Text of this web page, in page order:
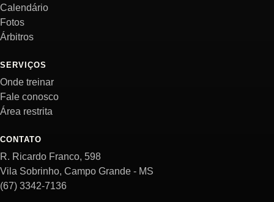
Calendário
Fotos
Árbitros
SERVIÇOS
Onde treinar
Fale conosco
Área restrita
CONTATO
R. Ricardo Franco, 598
Vila Sobrinho, Campo Grande - MS
(67) 3342-7136